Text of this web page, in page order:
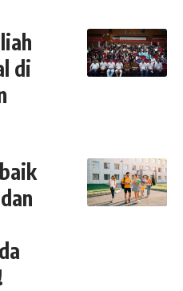
di